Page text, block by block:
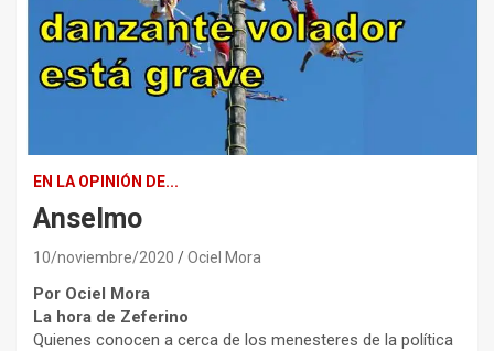
EN LA OPINIÓN DE...
Anselmo
10/noviembre/2020 Ociel Mora
Por Ociel Mora
La hora de Zeferino
Quienes conocen a cerca de los menesteres de la política